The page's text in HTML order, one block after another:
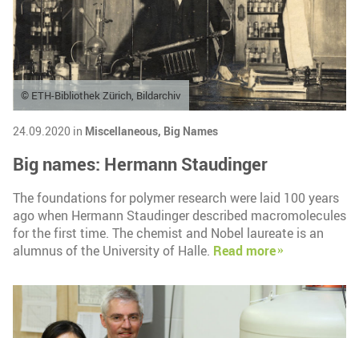
© ETH-Bibliothek Zürich, Bildarchiv
24.09.2020 in Miscellaneous, Big Names
Big names: Hermann Staudinger
The foundations for polymer research were laid 100 years
ago when Hermann Staudinger described macromolecules
for the first time. The chemist and Nobel laureate is an
alumnus of the University of Halle. Read more